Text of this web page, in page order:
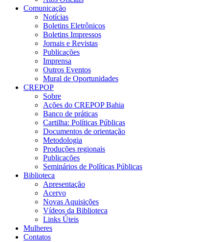
Comunicação
Notícias
Boletins Eletrônicos
Boletins Impressos
Jornais e Revistas
Publicações
Imprensa
Outros Eventos
Mural de Oportunidades
CREPOP
Sobre
Ações do CREPOP Bahia
Banco de práticas
Cartilha: Políticas Públicas
Documentos de orientação
Metodologia
Produções regionais
Publicações
Seminários de Políticas Públicas
Biblioteca
Apresentação
Acervo
Novas Aquisições
Vídeos da Biblioteca
Links Úteis
Mulheres
Contatos